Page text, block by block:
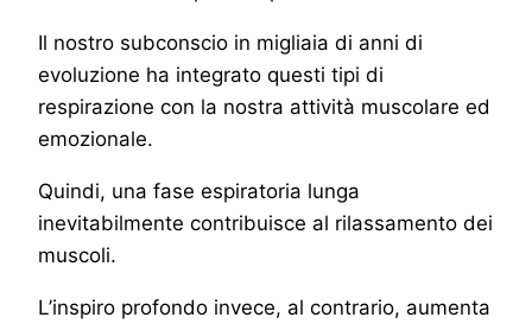
Il nostro subconscio in migliaia di anni di
evoluzione ha integrato questi tipi di
respirazione con la nostra attività muscolare ed
emozionale.
Quindi, una fase espiratoria lunga
inevitabilmente contribuisce al rilassamento dei
muscoli.
L’inspiro profondo invece, al contrario, aumenta